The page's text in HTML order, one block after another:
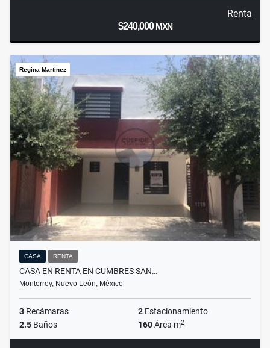
Renta
$240,000MXN
Regina Martínez
CASA RENTA
CASA EN RENTA EN CUMBRES SAN…
Monterrey, Nuevo León, México
3 Recámaras 2 Estacionamiento
2.5 Baños 160Área m2